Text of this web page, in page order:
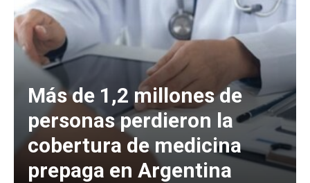
Más de 1,2 millones de
personas perdieron la
cobertura de medicina
prepaga en Argentina